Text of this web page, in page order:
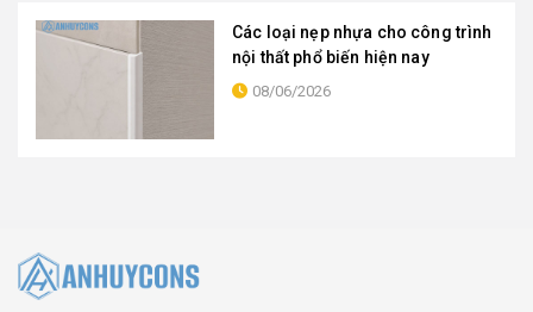
Các loại nẹp nhựa cho công trình
nội thất phổ biến hiện nay
08/06/2026